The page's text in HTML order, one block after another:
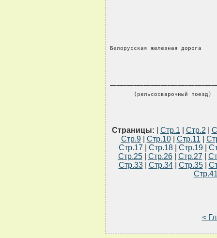
Белорусская железная дорога
       (рельсосварочный поезд)
Страницы: Стр.1 Стр.2
Стр.9| Стр.10| Стр.11
Стр.17
Стр.18| Стр.19|
Стр.25| Стр.26| Стр.27
Стр.33| Стр.34| Стр.35|
<